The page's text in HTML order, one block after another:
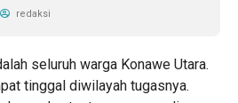
redaksi
seluruh warga Konawe Utara.
tinggal diwilayah tugasnya.